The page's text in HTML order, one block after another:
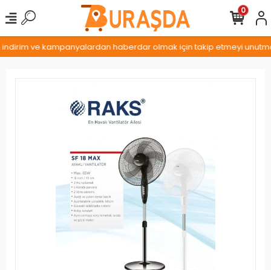
ve kampanyalardan haberdar olmak için takip etmeyi
0